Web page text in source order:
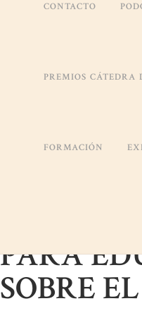
CONTACTO
PREMIOS CÁTEDRA
FORMACIÓN
Bienestar y Conciliación en
PARA
SOBRE